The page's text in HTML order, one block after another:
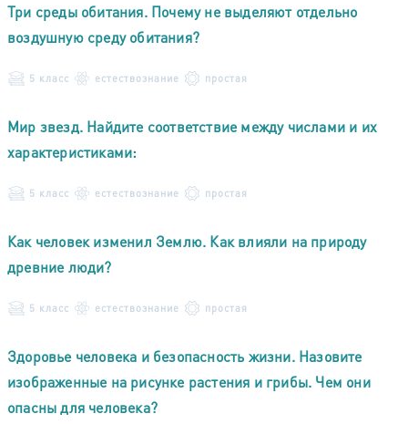
Три среды обитания. Почему не выделяют отдельно
воздушную среду обитания?
5 класс естествознание простая
Мир звезд. Найдите соответствие между числами и их
характеристиками:
5 класс естествознание простая
Как человек изменил Землю. Как влияли на природу
древние люди?
5 класс естествознание простая
Здоровье человека и безопасность жизни. Назовите
изображенные на рисунке растения и грибы. Чем они
опасны для человека?